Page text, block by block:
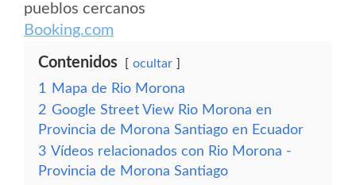
pueblos cercanos
Booking.com
Contenidos ocultar
1
Mapa de Rio Morona
2 Google Street View Rio Morona en
Provincia de Morona Santiago en Ecuador
3 Vídeos relacionados con Rio Morona -
Provincia de Morona Santiago